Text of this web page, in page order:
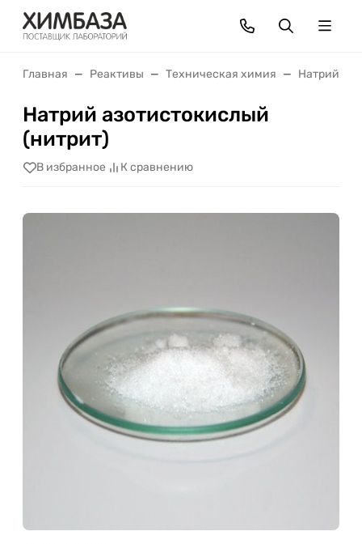
Главная Реактивы Техническая химия Натрий
Натрий азотистокислый
(нитрит)
В избранное К сравнению